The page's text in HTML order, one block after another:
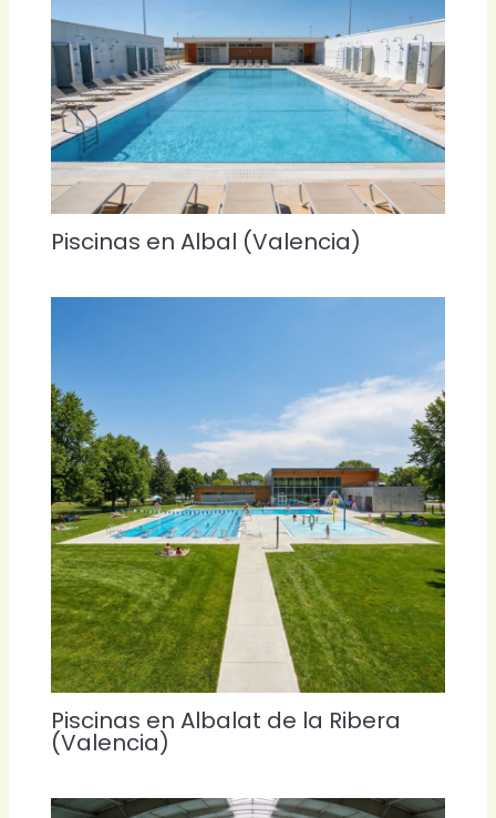
Piscinas en Albal (Valencia)
Piscinas en Albalat de la Ribera
(Valencia)